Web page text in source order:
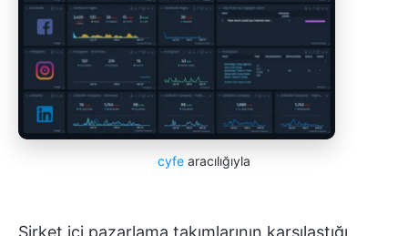
cyfe aracılığıyla
Şirket içi pazarlama takımlarının karşılaştığı